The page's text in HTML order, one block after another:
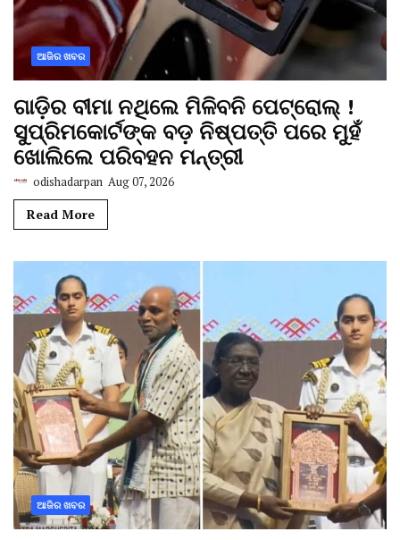
ଆଜିର ଖବର
ଗାଡ଼ିର ବୀମା ନଥିଲେ ମିଳିବନି ପେଟ୍ରୋଲ୍ !
ସୁପ୍ରିମକୋର୍ଟଙ୍କ ବଡ଼ ନିଷ୍ପତ୍ତି ପରେ ମୁହଁ
ଖୋଲିଲେ ପରିବହନ ମନ୍ତ୍ରୀ
odishadarpan Aug 07, 2026
Read More
ଆଜିର ଖବର